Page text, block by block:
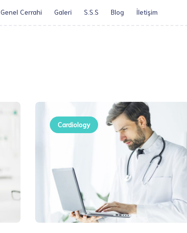
Genel Cerrahi Galeri S.S.S Blog İletişim​
Cardiology